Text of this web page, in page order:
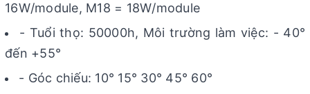
16W/module, M18 = 18W/module
- Tuổi thọ: 50000h, Môi trường làm việc: - 40°
đến +55°
- Góc chiếu: 10° 15° 30° 45° 60°